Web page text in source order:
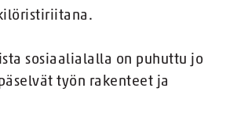
sosiaalialalla on puhuttu jo
työn rakenteet ja